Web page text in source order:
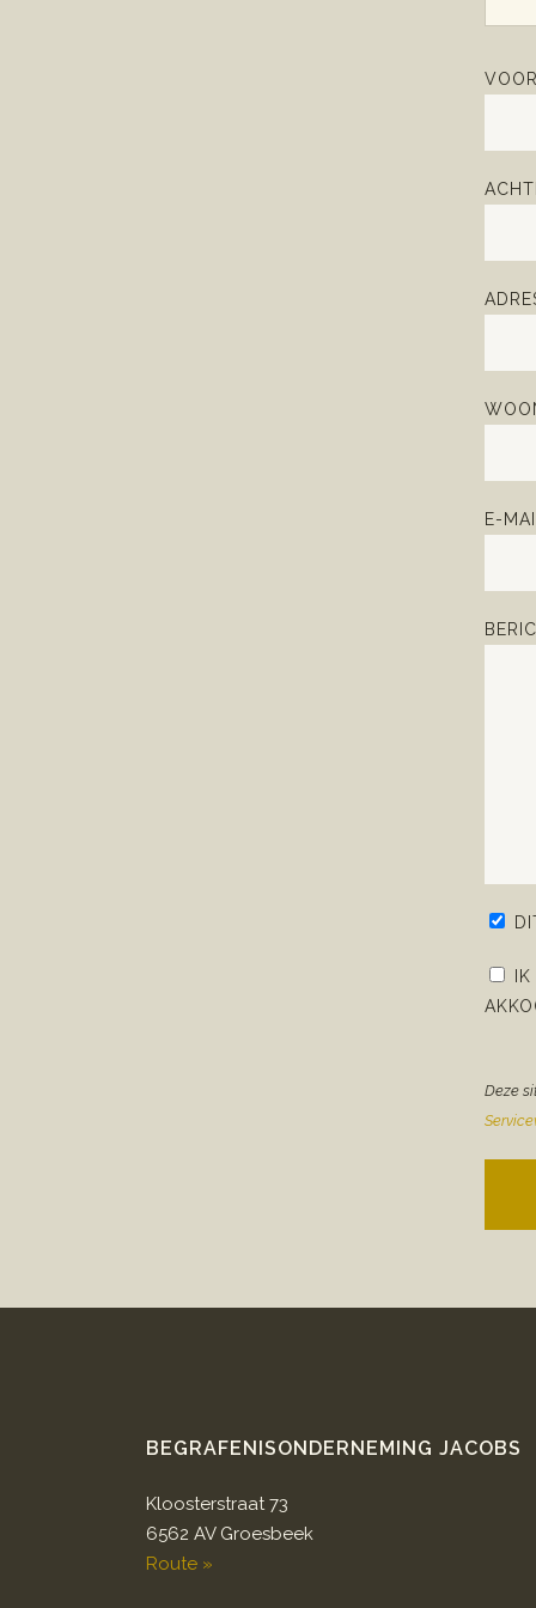
E-
IK
Deze
BEGRAFENISONDERNEMING JACOBS
Kloosterstraat 73
6562 AV Groesbeek
Route »